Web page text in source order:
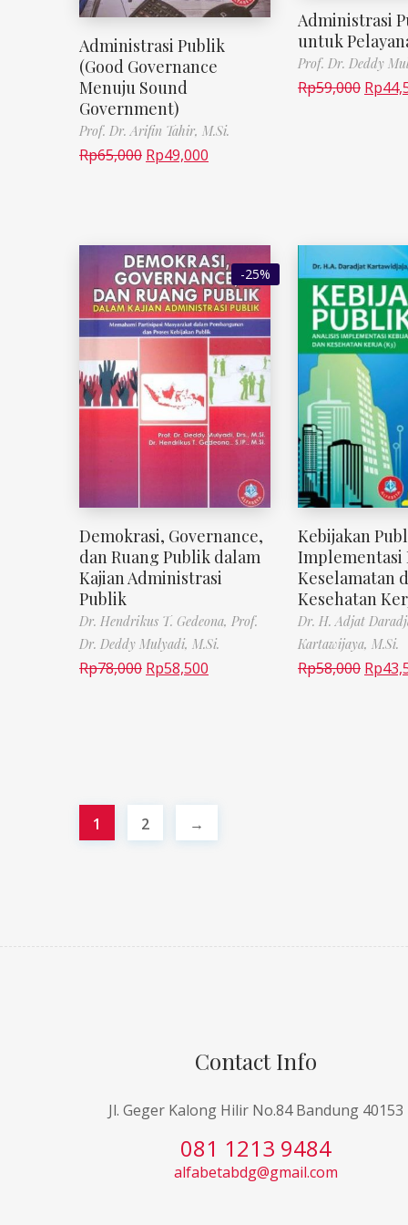
Administrasi Publik
(Good Governance
Menuju Sound
Government)
Prof. Dr. Arifin Tahir, M.Si.
Rp65,000 Rp49,000
Administrasi
untuk
Prof. Dr. Deddy
Rp59,000 Rp
-25%
Demokrasi, Governance,
dan Ruang Publik dalam
Kajian Administrasi
Publik
Dr. Hendrikus T. Gedeona, Prof.
Dr. Deddy Mulyadi, M.Si.
Rp78,000 Rp58,500
Kebijakan
Implementasi
Keselamatan
Kesehatan
Dr. H. Adjat
Kartawijaya, M.Si.
Rp58,000 Rp
1 2 →
Contact Info
Jl. Geger Kalong Hilir No.84 Bandung 40153
081 1213 9484
alfabetabdg@gmail.com